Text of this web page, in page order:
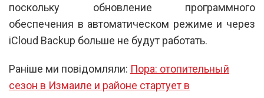
поскольку обновление программного
обеспечения в автоматическом режиме и через
iCloud Backup больше не будут работать.
Раніше ми повідомляли: Пора: отопительный
сезон в Измаиле и районе стартует в